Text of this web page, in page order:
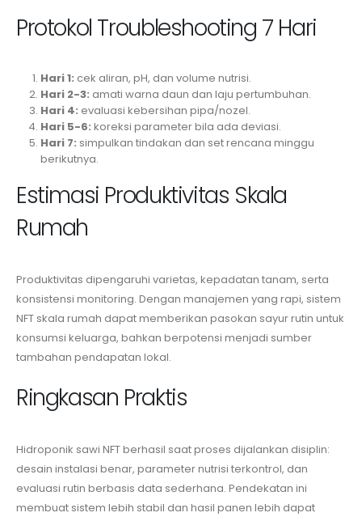
Protokol Troubleshooting 7 Hari
Hari 1: cek aliran, pH, dan volume nutrisi.
Hari 2-3: amati warna daun dan laju pertumbuhan.
Hari 4: evaluasi kebersihan pipa/nozel.
Hari 5-6: koreksi parameter bila ada deviasi.
Hari 7: simpulkan tindakan dan set rencana minggu
berikutnya.
Estimasi Produktivitas Skala
Rumah
Produktivitas dipengaruhi varietas, kepadatan tanam, serta
konsistensi monitoring. Dengan manajemen yang rapi, sistem
NFT skala rumah dapat memberikan pasokan sayur rutin untuk
konsumsi keluarga, bahkan berpotensi menjadi sumber
tambahan pendapatan lokal.
Ringkasan Praktis
Hidroponik sawi NFT berhasil saat proses dijalankan disiplin:
desain instalasi benar, parameter nutrisi terkontrol, dan
evaluasi rutin berbasis data sederhana. Pendekatan ini
membuat sistem lebih stabil dan hasil panen lebih dapat